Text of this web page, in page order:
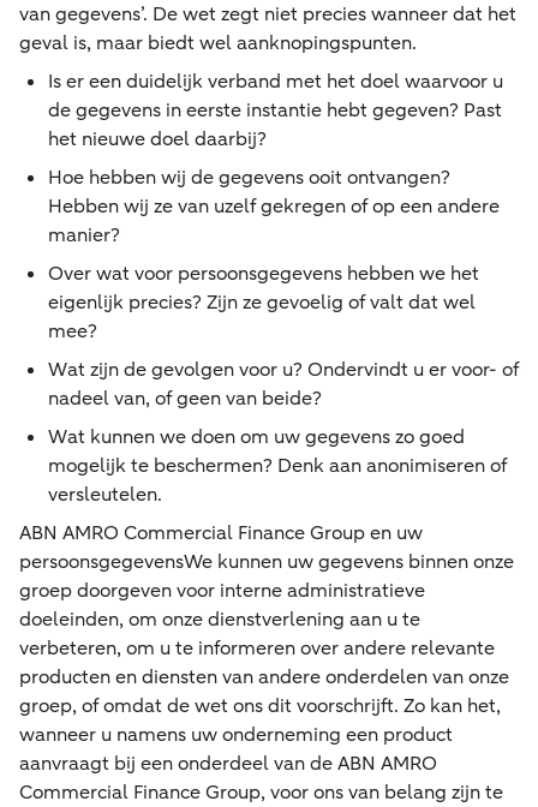
van gegevens’. De wet zegt niet precies wanneer dat het
geval is, maar biedt wel aanknopingspunten.
Is er een duidelijk verband met het doel waarvoor u
de gegevens in eerste instantie hebt gegeven? Past
het nieuwe doel daarbij?
Hoe hebben wij de gegevens ooit ontvangen?
Hebben wij ze van uzelf gekregen of op een andere
manier?
Over wat voor persoonsgegevens hebben we het
eigenlijk precies? Zijn ze gevoelig of valt dat wel
mee?
Wat zijn de gevolgen voor u? Ondervindt u er voor- of
nadeel van, of geen van beide?
Wat kunnen we doen om uw gegevens zo goed
mogelijk te beschermen? Denk aan anonimiseren of
versleutelen.
ABN AMRO Commercial Finance Group en uw
persoonsgegevensWe kunnen uw gegevens binnen onze
groep doorgeven voor interne administratieve
doeleinden, om onze dienstverlening aan u te
verbeteren, om u te informeren over andere relevante
producten en diensten van andere onderdelen van onze
groep, of omdat de wet ons dit voorschrijft. Zo kan het,
wanneer u namens uw onderneming een product
aanvraagt bij een onderdeel van de ABN AMRO
Commercial Finance Group, voor ons van belang zijn te